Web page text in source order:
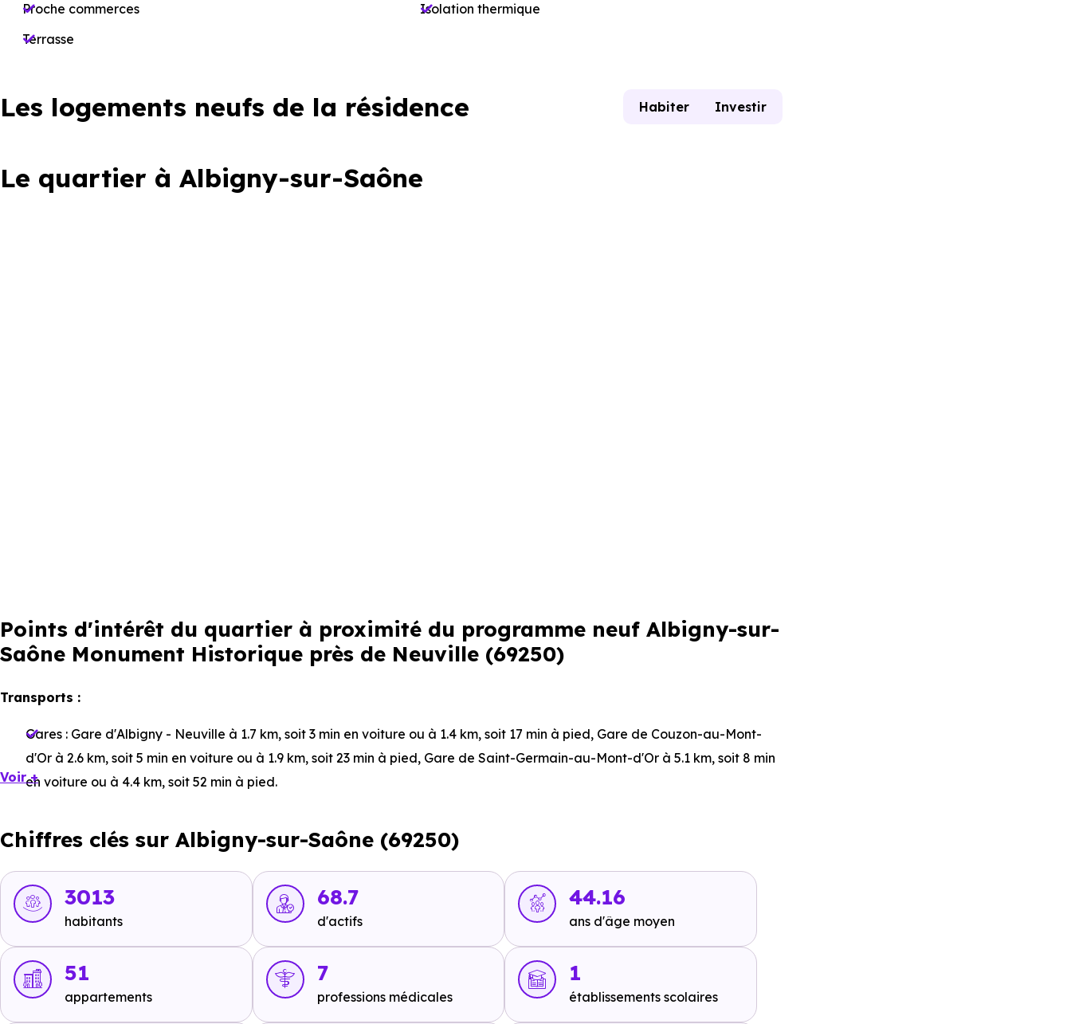
Proche commerces
Terrasse
Isolation thermique
Les logements neufs de la résidence Habiter Investir
Le quartier à Albigny-sur-Saône
Points d'intérêt du quartier à proximité du programme neuf Albigny-sur-
Saône Monument Historique près de Neuville (69250)
Transports :
Gares : Gare d'Albigny - Neuville à 1.7 km, soit 3 min en voiture ou à 1.4 km, soit 17 min à pied, Gare de Couzon-au-Mont-
d'Or à 2.6 km, soit 5 min en voiture ou à 1.9 km, soit 23 min à pied, Gare de Saint-Germain-au-Mont-d'Or à 5.1 km, soit 8 min
en voiture ou à 4.4 km, soit 52 min à pied.
m, soit 2 min en voiture ou à 393 m, soit 5 min à pied.
Ligne 4 : La Doua - Gaston Berger
à 14.1 km, soit 20 min en voiture ou à 12.4 km, soit 2h 29 min à pied
Einstein
à 14.4 km, soit 21 min en voiture ou à 12.8 km, soit 2h 34 min à pied
Métro :non disponible.
RER :
non disponible
Autoroutes : A432 - Sortie A46 - les Echets à 15.6 km, soit 15 min en voiture ou à 9.4 km, soit 1h 53 min à pied.
Voir +
Chiffres clés sur Albigny-sur-Saône (69250)
3013
habitants
68.7
d'actifs
44.16
ans d'âge moyen
51
appartements
7
professions médicales
1
établissements scolaires